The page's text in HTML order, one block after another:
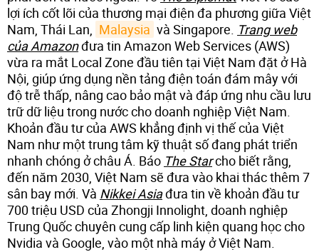
lợi ích cốt lõi của thương mại điện đa phương giữa Việt
Nam, Thái Lan, Malaysia và Singapore. Trang web
của Amazonđưa tin Amazon Web Services (AWS)
vừa ra mắt Local Zone đầu tiên tại Việt Nam đặt ở Hà
Nội, giúp ứng dụng nền tảng điện toán đám mây với
độ trễ thấp, nâng cao bảo mật và đáp ứng nhu cầu lưu
trữ dữ liệu trong nước cho doanh nghiệp Việt Nam.
Khoản đầu tư của AWS khẳng định vị thế của Việt
Nam như một trung tâm kỹ thuật số đang phát triển
nhanh chóng ở châu Á. Báo The Starcho biết rằng,
đến năm 2030, Việt Nam sẽ đưa vào khai thác thêm 7
sân bay mới. Và Nikkei Asiađưa tin về khoản đầu tư
700 triệu USD của Zhongji Innolight, doanh nghiệp
Trung Quốc chuyên cung cấp linh kiện quang học cho
Nvidia và Google, vào một nhà máy ở Việt Nam.